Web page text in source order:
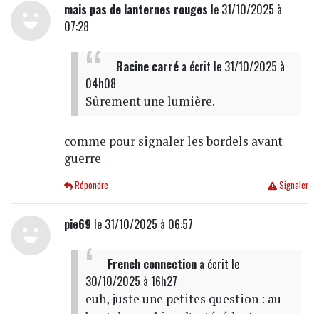
mais pas de lanternes rouges le 31/10/2025 à
07:28
Racine carréa écrit le 31/10/2025 à
04h08
Sûrement une lumière.
comme pour signaler les bordels avant
guerre
Signaler
Répondre
pie69 le 31/10/2025 à 06:57
French connectiona écrit le
30/10/2025 à 16h27
euh, juste une petites question : au